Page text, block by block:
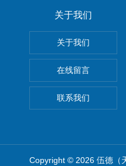
关于我们
关于我们
在线留言
联系我们
Copyright © 2026 伍德（